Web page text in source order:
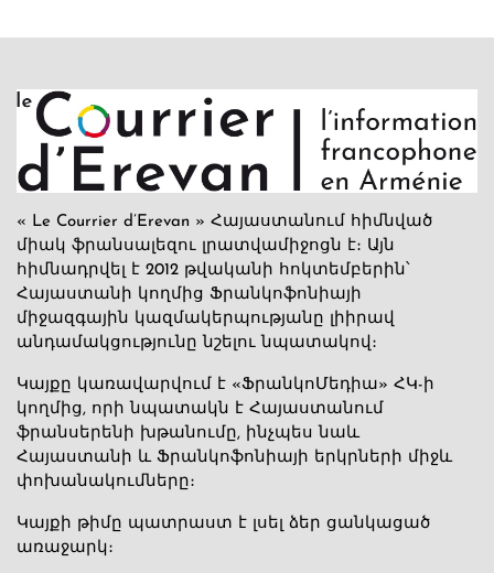
« Le Courrier d’Erevan » Հայաստանում հիմնված
միակ ֆրանսալեզու լրատվամիջոցն է։ Այն
հիմնադրվել է 2012 թվականի հոկտեմբերին՝
Հայաստանի կողմից Ֆրանկոֆոնիայի
միջազգային կազմակերպությանը լիիրավ
անդամակցությունը նշելու նպատակով։
Կայքը կառավարվում է «ՖրանկոՄեդիա» ՀԿ-ի
կողմից, որի նպատակն է Հայաստանում
ֆրանսերենի խթանումը, ինչպես նաև
Հայաստանի և Ֆրանկոֆոնիայի երկրների միջև
փոխանակումները։
Կայքի թիմը պատրաստ է լսել ձեր ցանկացած
առաջարկ։